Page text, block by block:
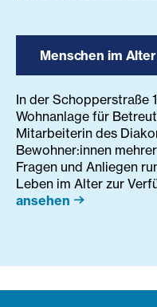
Menschen im Alter
In der Schopperstraße
Wohnanlage für
Mitarbeiterin des
Bewohner:innen
Fragen und Anliegen
Leben im Alter zur
ansehen